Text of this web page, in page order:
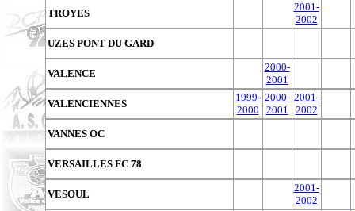
TROYES
2001-
2002
UZES PONT DU GARD
VALENCE
2000-
2001
VALENCIENNES
1999-
2000
2000-
2001
2001-
2002
VANNES OC
VERSAILLES FC 78
VESOUL
2001-
2002